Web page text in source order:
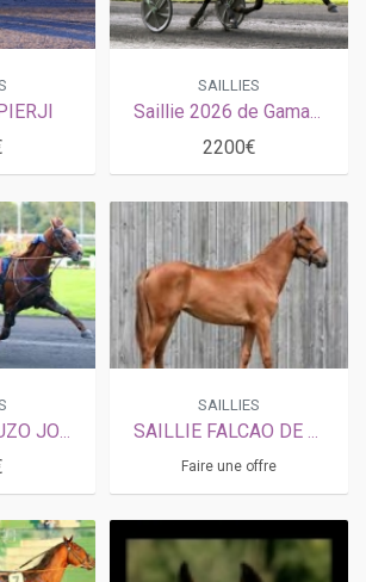
SAILLIES
Saillie 2026 de Gamay de l'Iton (Bird Parker x Story de l'Iton par Buvetier d'Aunou)
2200€
par Workaholic)
SAILLIES
SAILLIE FALCAO DE LAURMA
Faire une offre